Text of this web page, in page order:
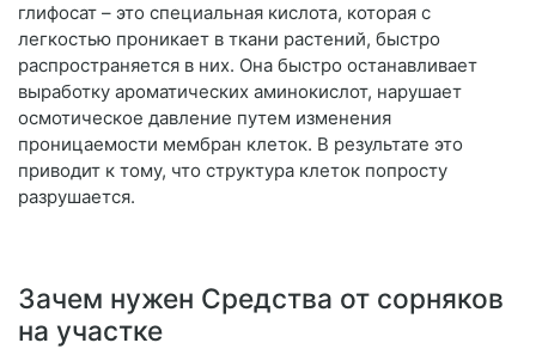
глифосат – это специальная кислота, которая с
легкостью проникает в ткани растений, быстро
распространяется в них. Она быстро останавливает
выработку ароматических аминокислот, нарушает
осмотическое давление путем изменения
проницаемости мембран клеток. В результате это
приводит к тому, что структура клеток попросту
разрушается.
Зачем нужен Средства от сорняков
на участке